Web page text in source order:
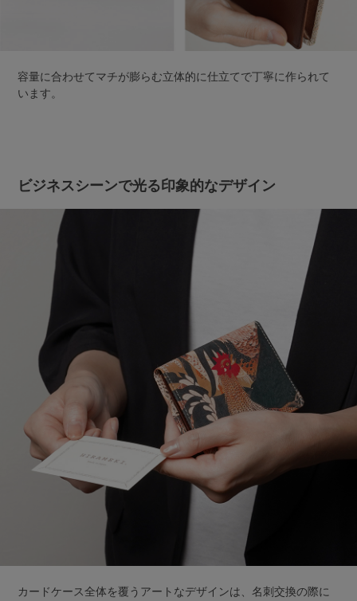
容量に合わせてマチが膨らむ立体的に仕立てで丁寧に作られて
います。
ビジネスシーンで光る印象的なデザイン
カードケース全体を覆うアートなデザインは、名刺交換の際に